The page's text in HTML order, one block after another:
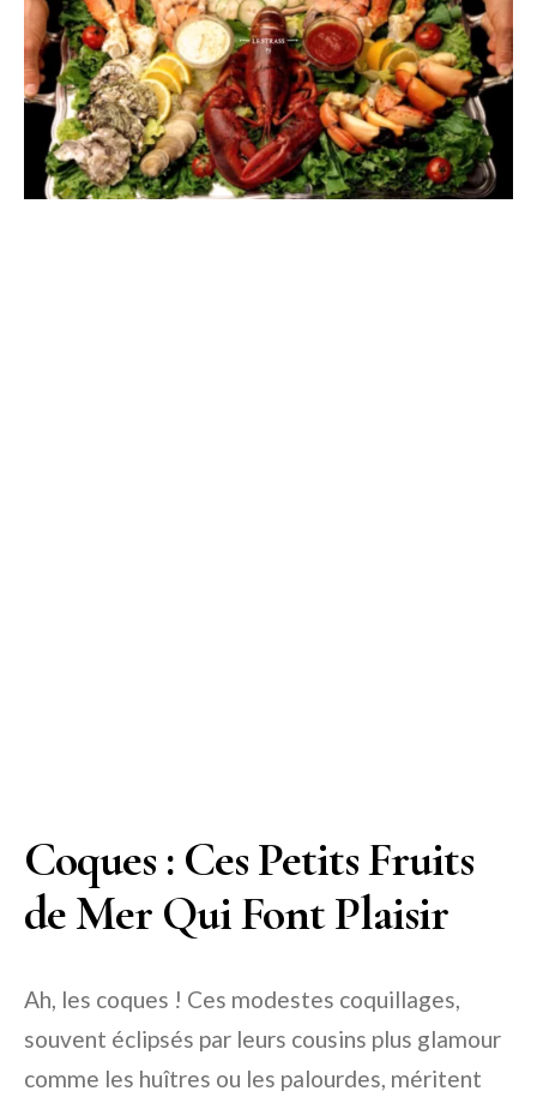
Coques : Ces Petits Fruits
de Mer Qui Font Plaisir
Ah, les coques ! Ces modestes coquillages,
souvent éclipsés par leurs cousins plus glamour
comme les huîtres ou les palourdes, méritent